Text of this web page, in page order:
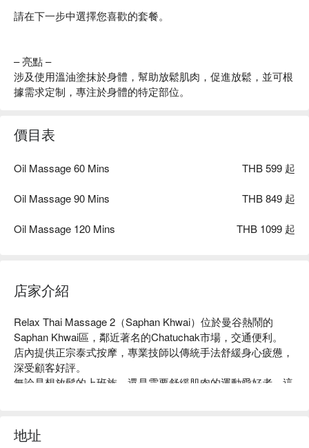
請在下一步中選擇您喜歡的套餐。
– 亮點 –
涉及使用溫油塗抹於身體，幫助放鬆肌肉，促進放鬆，並可根
據需求定制，專注於身體的特定部位。
價目表
Oil Massage 60 Mins THB 599 起
Oil Massage 90 Mins THB 849 起
Oil Massage 120 Mins THB 1099 起
店家介紹
Relax Thai Massage 2（Saphan Khwai）位於曼谷熱鬧的
Saphan Khwai區，鄰近著名的Chatuchak市場，交通便利。
店內提供正宗泰式按摩，專業技師以傳統手法舒緩身心疲憊，
深受顧客好評。
無論是想放鬆的上班族，還是需要舒緩肌肉的運動愛好者，這
的放鬆體驗。
用 FunNow 預訂立即享優惠！
地址